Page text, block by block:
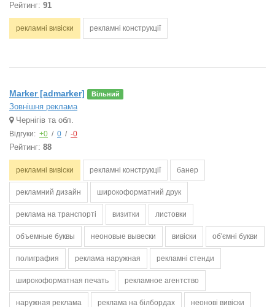
Рейтинг: 91
рекламні вивіски рекламні конструкції
Marker [admarker] Вільний
Зовнішня реклама
Чернігів та обл.
Відгуки: +0 / 0 / -0
Рейтинг: 88
рекламні вивіски рекламні конструкції банер
рекламний дизайн широкоформатний друк
реклама на транспорті визитки листовки
объемные буквы неоновые вывески вивіски об'ємні букви
полиграфия реклама наружная рекламні стенди
широкоформатная печать рекламное агентство
наружная реклама реклама на білбордах неонові вивіски